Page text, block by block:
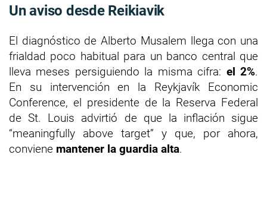
Un aviso desde Reikiavik
El diagnóstico de Alberto Musalem llega con una
frialdad poco habitual para un banco central que
lleva meses persiguiendo la misma cifra: el 2%.
En su intervención en la Reykjavík Economic
Conference, el presidente de la Reserva Federal
de St. Louis advirtió de que la inflación sigue
“meaningfully above target” y que, por ahora,
conviene mantener la guardia alta.